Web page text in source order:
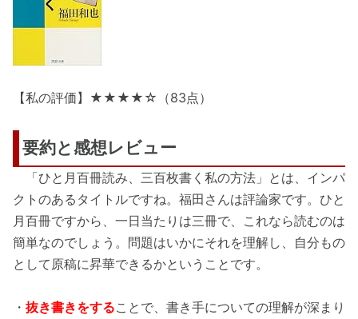
【私の評価】★★★★☆（83点）
要約と感想レビュー
「ひと月百冊読み、三百枚書く私の方法」とは、インパ
クトのあるタイトルですね。福田さんは評論家です。ひと
月百冊ですから、一日当たりは三冊で、これなら読むのは
簡単なのでしょう。問題はいかにそれを理解し、自分もの
として原稿に昇華できるかということです。
・ 抜き書きをすることで、書き手についての理解が深まり